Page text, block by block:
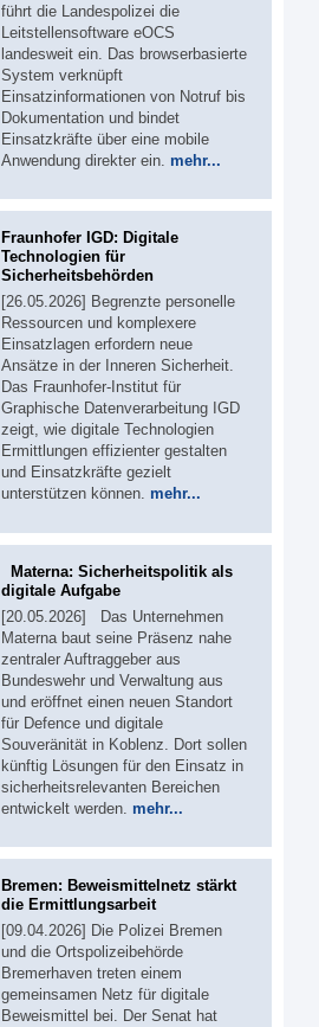
führt die Landespolizei die
Leitstellensoftware eOCS
landesweit ein. Das browserbasierte
System verknüpft
Einsatzinformationen von Notruf bis
Dokumentation und bindet
Einsatzkräfte über eine mobile
Anwendung direkter ein. mehr...
Fraunhofer IGD: Digitale
Technologien für
Sicherheitsbehörden
[26.05.2026] Begrenzte personelle
Ressourcen und komplexere
Einsatzlagen erfordern neue
Ansätze in der Inneren Sicherheit.
Das Fraunhofer-Institut für
Graphische Datenverarbeitung IGD
zeigt, wie digitale Technologien
Ermittlungen effizienter gestalten
und Einsatzkräfte gezielt
unterstützen können. mehr...
Materna: Sicherheitspolitik als
digitale Aufgabe
[20.05.2026] Das Unternehmen
Materna baut seine Präsenz nahe
zentraler Auftraggeber aus
Bundeswehr und Verwaltung aus
und eröffnet einen neuen Standort
für Defence und digitale
Souveränität in Koblenz. Dort sollen
künftig Lösungen für den Einsatz in
sicherheitsrelevanten Bereichen
entwickelt werden. mehr...
Bremen: Beweismittelnetz stärkt
die Ermittlungsarbeit
[09.04.2026] Die Polizei Bremen
und die Ortspolizeibehörde
Bremerhaven treten einem
gemeinsamen Netz für digitale
Beweismittel bei. Der Senat hat